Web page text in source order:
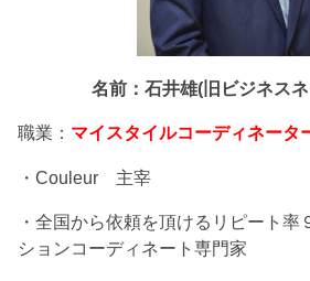
名前：石井雄(旧ビジネス
職業： マイスタイルコーディネータ
・Couleur 主宰
・全国から依頼を頂けるリピート率
ションコーディネート専門家